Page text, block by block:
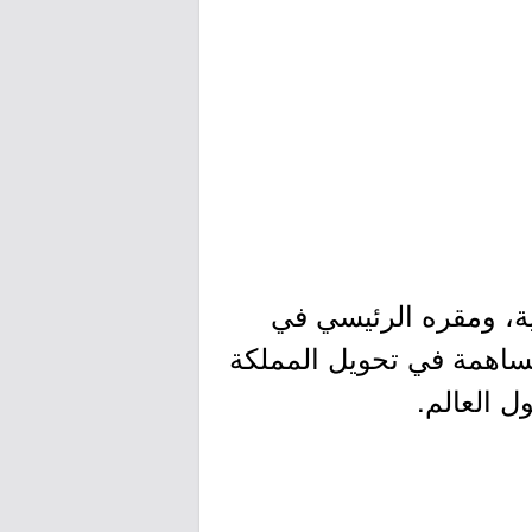
ومقره الرئيسي في
في تحويل المملكة